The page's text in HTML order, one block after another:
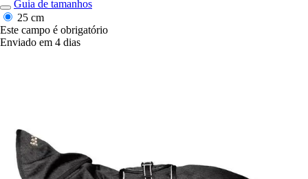
Guia de tamanhos
25 cm
Este campo é obrigatório
Enviado em 4 dias